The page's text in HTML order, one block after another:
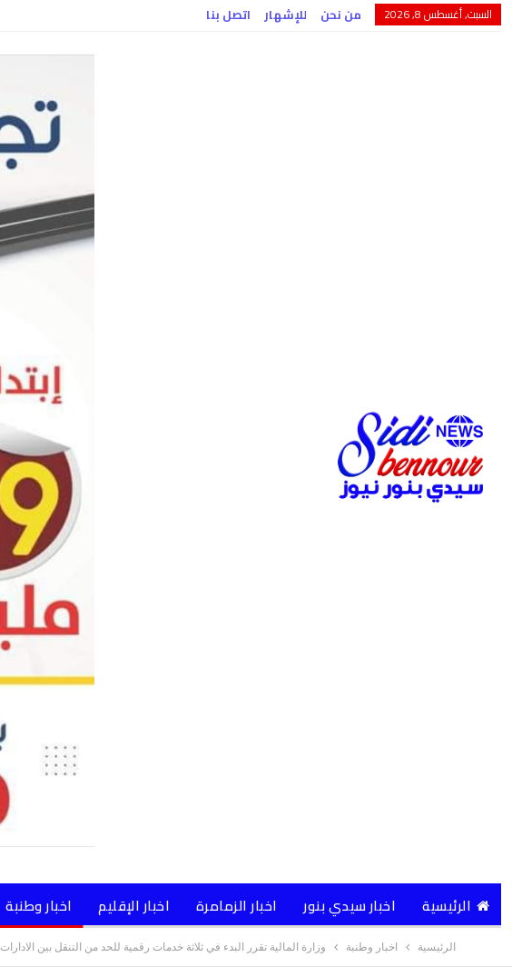
السبت, أغسطس 8, 2026 من نحن للإشهار اتصل بنا
الرئيسية اخبار سيدي بنور اخبار الزمامرة اخبار الإقليم اخبار وطنبة
الرئيسية اخبار وطنبة وزارة المالية تقرر البدء في ثلاثة خدمات رقمية للحد من التنقل بين الادارات